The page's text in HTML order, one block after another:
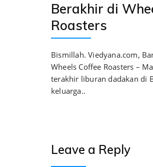
Berakhir di
Roasters
Bismillah. Viedyana.com,
Wheels Coffee Roasters –
terakhir liburan dadakan di
keluarga..
Leave a Reply